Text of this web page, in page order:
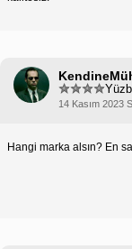
14 Kasım 2023
Hangi marka alsın? En